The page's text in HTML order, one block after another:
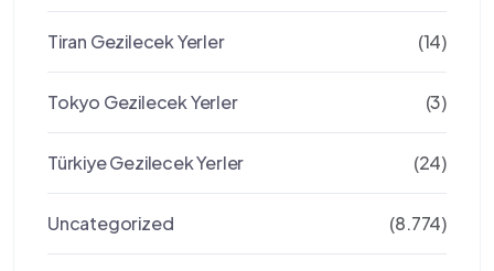
Tiran Gezilecek Yerler (14)
Tokyo Gezilecek Yerler (3)
Türkiye Gezilecek Yerler (24)
Uncategorized (8.774)